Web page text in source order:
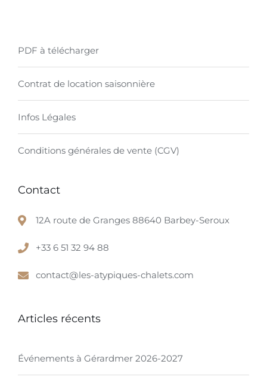
PDF à télécharger
Contrat de location saisonnière
Infos Légales
Conditions générales de vente (CGV)
Contact
12A route de Granges 88640 Barbey-Seroux
+33 6 51 32 94 88
contact@les-atypiques-chalets.com
Articles récents
Événements à Gérardmer 2026-2027